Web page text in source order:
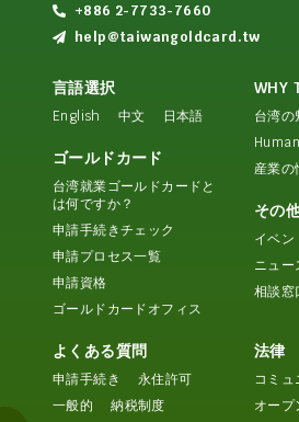
+886 2-7733-7660
help@taiwangoldcard.tw
言語選択
English 中文 日本語
ゴールドカード
台湾就業ゴールドカードと
は何ですか？
申請手続きチェック
申請プロセス一覧
申請資格
ゴールドカードオフィス
WHY
台湾の
産業の
その
イベン
ニュー
相談窓
よくある質問
申請手続き
永住許可
一般的
納税制度
法律
コミュ
オープ